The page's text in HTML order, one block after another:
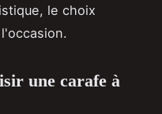
le choix
une carafe à